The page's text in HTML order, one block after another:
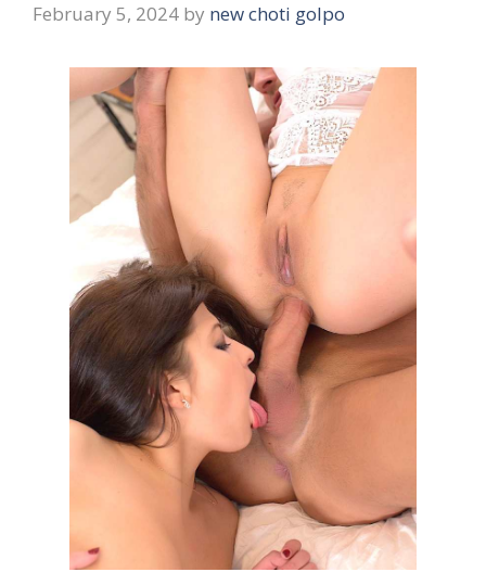
February 5, 2024 by new choti golpo